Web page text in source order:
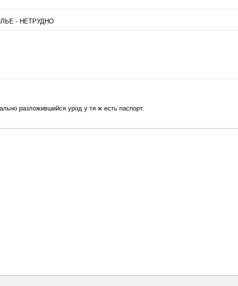
- НЕТРУДНО
разложившийся урод у тя ж есть паспорт.